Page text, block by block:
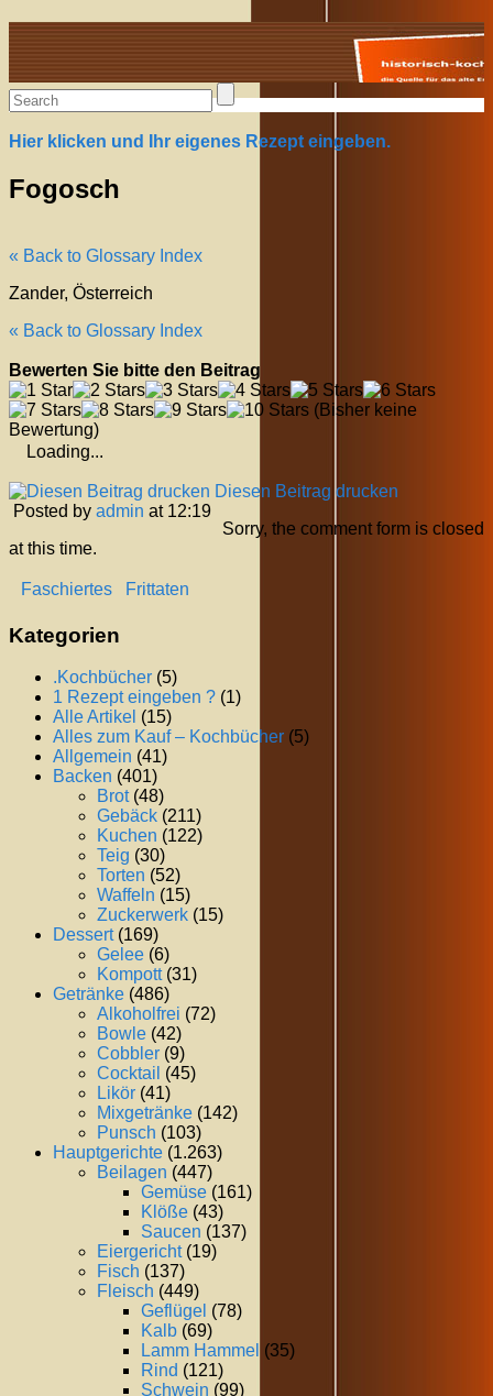
Alte Rezepte online
Hier klicken und Ihr eigenes Rezept eingeben.
Fogosch
« Back to Glossary Index
Zander, Österreich
« Back to Glossary Index
Bewerten Sie bitte den Beitrag
(Bisher keine
Bewertung)
Loading...
Diesen Beitrag drucken
Posted by admin at 12:19
Sorry, the comment form is closed
at this time.
Faschiertes Frittaten
Kategorien
.Kochbücher (5)
1 Rezept eingeben ? (1)
Alle Artikel (15)
Alles zum Kauf – Kochbücher (5)
Allgemein (41)
Backen (401)
Brot(48)
Gebäck (211)
Kuchen (122)
Teig (30)
Torten (52)
Waffeln (15)
Zuckerwerk (15)
Dessert(169)
Gelee (6)
Kompott(31)
Getränke (486)
Alkoholfrei (72)
Bowle (42)
Cobbler (9)
Cocktail (45)
Likör (41)
Mixgetränke (142)
Punsch (103)
Hauptgerichte (1.263)
Beilagen (447)
Gemüse (161)
Klöße (43)
Saucen (137)
Eiergericht(19)
Fisch (137)
Fleisch (449)
Geflügel (78)
Kalb (69)
Lamm Hammel (35)
Rind (121)
Schwein (99)